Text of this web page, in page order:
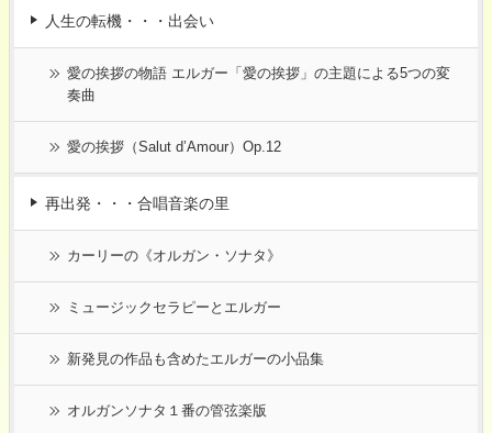
人生の転機・・・出会い
愛の挨拶の物語 エルガー「愛の挨拶」の主題による5つの変
奏曲
愛の挨拶（Salut d’Amour）Op.12
再出発・・・合唱音楽の里
カーリーの《オルガン・ソナタ》
ミュージックセラピーとエルガー
新発見の作品も含めたエルガーの小品集
オルガンソナタ１番の管弦楽版